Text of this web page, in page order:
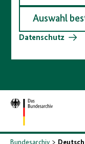
Auswahl
Datenschutz
Zur
Startseite
Bundesarchiv